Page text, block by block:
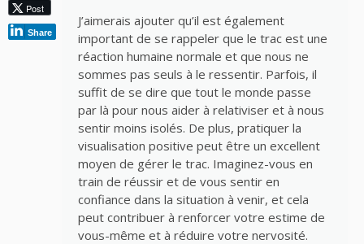
J’aimerais ajouter qu’il est également
important de se rappeler que le trac est une
réaction humaine normale et que nous ne
sommes pas seuls à le ressentir. Parfois, il
suffit de se dire que tout le monde passe
par là pour nous aider à relativiser et à nous
sentir moins isolés. De plus, pratiquer la
visualisation positive peut être un excellent
moyen de gérer le trac. Imaginez-vous en
train de réussir et de vous sentir en
confiance dans la situation à venir, et cela
peut contribuer à renforcer votre estime de
vous-même et à réduire votre nervosité.
Post
Share